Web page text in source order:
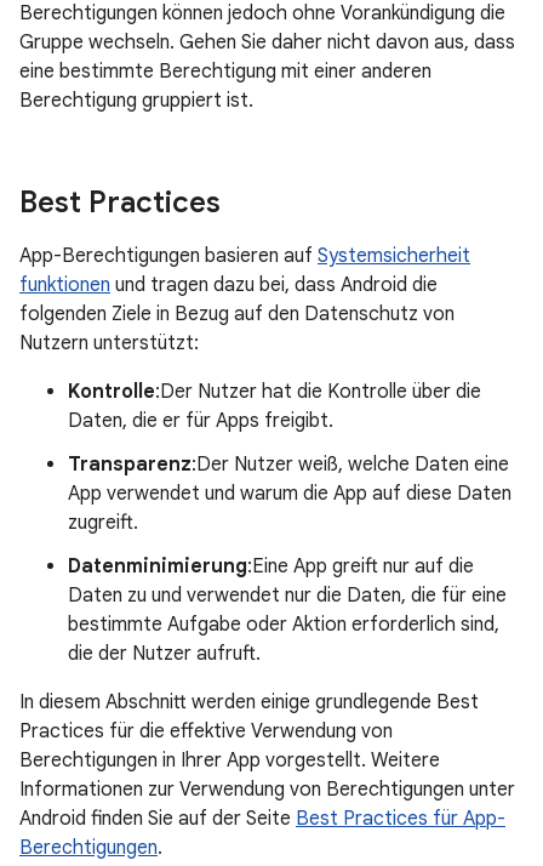
Berechtigungen können jedoch ohne Vorankündigung die
Gruppe wechseln. Gehen Sie daher nicht davon aus, dass
eine bestimmte Berechtigung mit einer anderen
Berechtigung gruppiert ist.
Best Practices
App-Berechtigungen basieren auf Systemsicherheit
funktionen und tragen dazu bei, dass Android die
folgenden Ziele in Bezug auf den Datenschutz von
Nutzern unterstützt:
Kontrolle:Der Nutzer hat die Kontrolle über die
Daten, die er für Apps freigibt.
Transparenz:Der Nutzer weiß, welche Daten eine
App verwendet und warum die App auf diese Daten
zugreift.
Datenminimierung:Eine App greift nur auf die
Daten zu und verwendet nur die Daten, die für eine
bestimmte Aufgabe oder Aktion erforderlich sind,
die der Nutzer aufruft.
In diesem Abschnitt werden einige grundlegende Best
Practices für die effektive Verwendung von
Berechtigungen in Ihrer App vorgestellt. Weitere
Informationen zur Verwendung von Berechtigungen unter
Android finden Sie auf der Seite Best Practices für App-
Berechtigungen.